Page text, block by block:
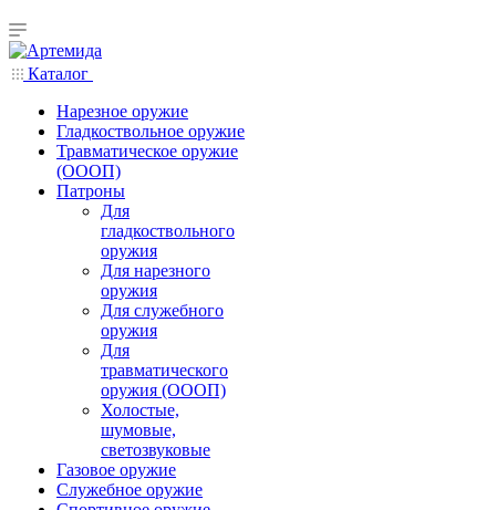
Каталог
Нарезное оружие
Гладкоствольное оружие
Травматическое оружие
(ОООП)
Патроны
Для
гладкоствольного
оружия
Для нарезного
оружия
Для служебного
оружия
Для
травматического
оружия (ОООП)
Холостые,
шумовые,
светозвуковые
Газовое оружие
Служебное оружие